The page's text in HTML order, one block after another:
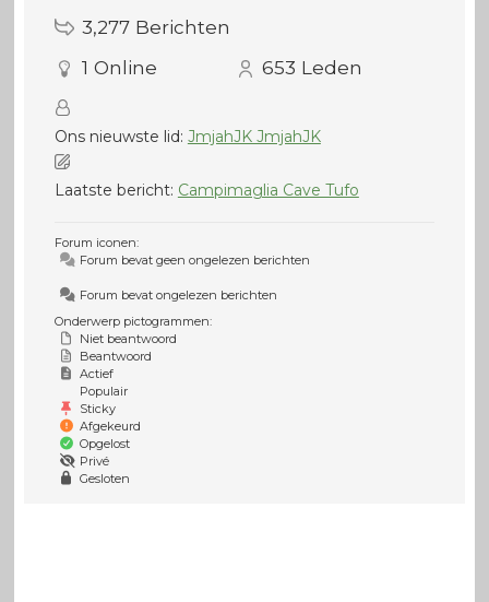
3,277 Berichten
1 Online 653 Leden
Ons nieuwste lid: JmjahJK JmjahJK
Laatste bericht: Campimaglia Cave Tufo
Forum iconen:
Forum bevat geen ongelezen berichten
Forum bevat ongelezen berichten
Onderwerp pictogrammen:
Niet beantwoord
Beantwoord
Actief
Populair
Sticky
Afgekeurd
Opgelost
Privé
Gesloten